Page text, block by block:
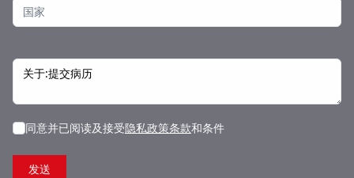
同意并已阅读及接受隐私政策条款和条件